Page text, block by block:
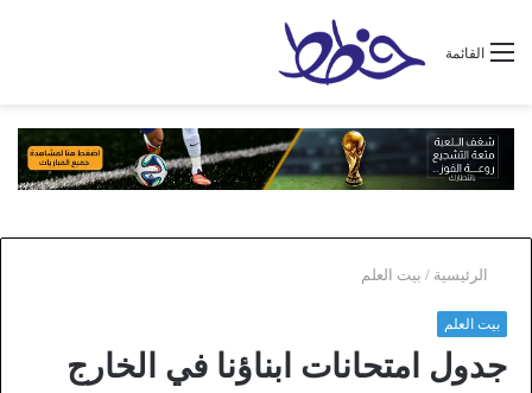
القائمة
الرئيسية / بيت العلم
بيت العلم
جدول امتحانات ابناؤنا في الخارج